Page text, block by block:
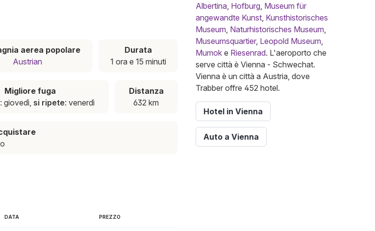
aerea popolare
Austrian
Durata
1 ora e 15 minuti
Migliore fuga
: giovedì, si ripete: venerdì
Distanza
632 km
DATA PREZZO
Albertina, Hofburg, Museum für
angewandte Kunst, Kunsthistorisches
Museum, Naturhistorisches Museum,
Museumsquartier, Leopold Museum,
Mumok e Riesenrad. L'aeroporto che
serve città è Vienna - Schwechat.
Vienna è un città a Austria, dove
Trabber offre 452 hotel.
Hotel in Vienna
Auto a Vienna